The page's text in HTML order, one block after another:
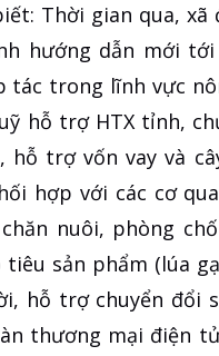
Thời gian qua,
hướng dẫn mới
tác trong lĩnh vực
hỗ trợ HTX tỉnh,
hỗ trợ vốn vay và
hợp với các cơ
nuôi, phòng
tiêu sản phẩm (lúa
hỗ trợ chuyển đổi
thương mại điện